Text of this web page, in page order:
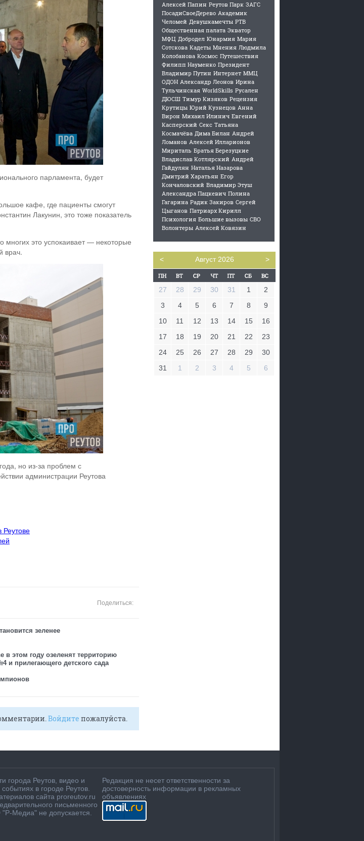
парламента, будет
кафе, где пациенты смогут
Лакунин, это тоже показатель
это успокаивает — некоторые
врач.
но из-за проблем с
администрации Реутова
Реутове
Поделиться:
зеленее
в этом году озеленят территорию
и прилегающего детского сада
Войдите пожалуйста.
Алексей Папин Реутов Парк ЗАГС
ПосадиСвоеДерево Академик
Челомей Девушкамечты РТВ
Общественная палата Экватор
МФЦ Добродел Юнармия Мария
Сотскова Кадеты Мнения Людмила
Колобанова Космос Путешествия
Филипп Науменко Президент
Владимир Путин Интернет ММЦ
ОДОН Александр Леонов Ирина
Тульчинская WorldSkills Русален
ДЮСШ Тимур Кизяков Рецензия
Крутицы Юрий Кузнецов Анна
Вирон Михаил Илинич Евгений
Касперский Секс Татьяна
Космачёва Дима Билан Андрей
Ломанов Алексей Илларионов
Мириталь Братья Березуцкие
Владислав Котлярский Андрей
Гайдулян Наталья Назарова
Дмитрий Харатьян Егор
Кончаловский Владимир Этуш
Александра Пацкевич Полина
Гагарина Радик Закиров Сергей
Цыганов Патриарх Кирилл
Психология Большие вызовы СВО
Волонтеры Алексей Ковязин
< Август 2026 >
27 28 29 30 31 1
2
3
4 5 6 7 8
9
10
11 12 13 14 15
16
17
18 19 20 21 22
23
24
25 26 27 28 29
30
31
1 2 3 4 5 6
города Реутов, видео и
в городе Реутов.
сайта proreutov.ru
письменного
Медиа" не допускается.
Редакция не несет ответственности за
достоверность информации в рекламных
объявлениях